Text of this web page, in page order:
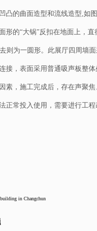
凸的曲面造型和流线造型,如图
形的“大锅”反扣在地面上，直
则为一圆形。此展厅四周墙
接，表面采用普通吸声板整体
素，施工完成后，存在声聚
正常投入使用，需要进行工程
in Changchun